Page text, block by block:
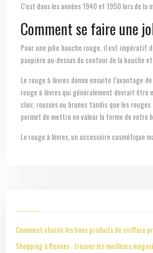
C’est dans les années 1940 et 1950 lors de la
Comment se faire une
Pour une jolie bouche rouge, il est impératif
paupière au-dessus du contour de la bouche
Le rouge à lèvres donne ensuite l’avantage
rouge à lèvres qui généralement devrait être
clair, rousses ou brunes tandis que les
permet de mettre en valeur la forme de votre
Le rouge à lèvres, un accessoire cosmétique
Comment choisir les bons produits de coiffure
Shopping à Rennes : trouver les meilleurs